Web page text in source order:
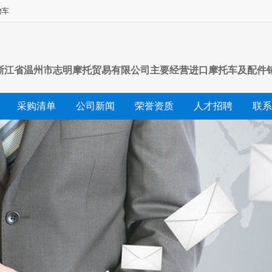
车
省温州市志明摩托贸易有限公司主要经营进口摩托车及配
摩托车品牌有：雅马哈、铃木、本田,川崎、宝马.摩托车.
采购清单 公司新闻 荣誉资质 人才招聘 联